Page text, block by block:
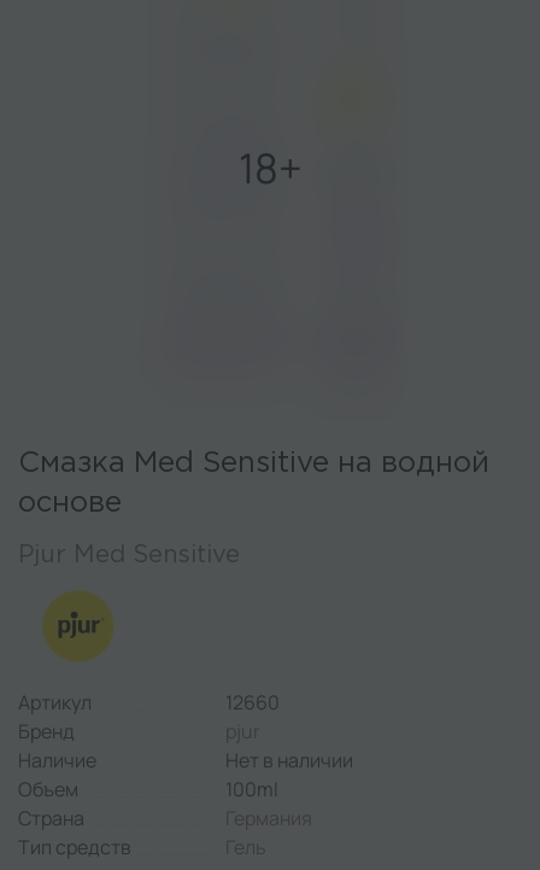
Смазка Med Sensitive на водной
основе
Pjur Med Sensitive
Артикул
12660
Бренд
pjur
Наличие
Нет в наличии
Объем
100ml
Страна
Германия
Тип средств
Гель